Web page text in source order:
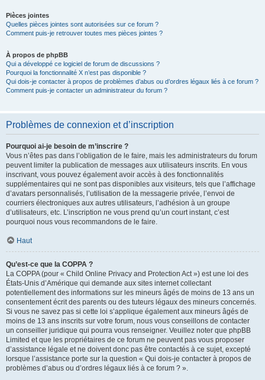
Pièces jointes
Quelles pièces jointes sont autorisées sur ce forum ?
Comment puis-je retrouver toutes mes pièces jointes ?
À propos de phpBB
Qui a développé ce logiciel de forum de discussions ?
Pourquoi la fonctionnalité X n’est pas disponible ?
Qui dois-je contacter à propos de problèmes d’abus ou d’ordres légaux liés à ce forum ?
Comment puis-je contacter un administrateur du forum ?
Problèmes de connexion et d’inscription
Pourquoi ai-je besoin de m’inscrire ?
Vous n’êtes pas dans l’obligation de le faire, mais les administrateurs du forum
peuvent limiter la publication de messages aux utilisateurs inscrits. En vous
inscrivant, vous pouvez également avoir accès à des fonctionnalités
supplémentaires qui ne sont pas disponibles aux visiteurs, tels que l’affichage
d’avatars personnalisés, l’utilisation de la messagerie privée, l’envoi de
courriers électroniques aux autres utilisateurs, l’adhésion à un groupe
d’utilisateurs, etc. L’inscription ne vous prend qu’un court instant, c’est
pourquoi nous vous recommandons de le faire.
Haut
Qu’est-ce que la COPPA ?
La COPPA (pour « Child Online Privacy and Protection Act ») est une loi des
États-Unis d’Amérique qui demande aux sites internet collectant
potentiellement des informations sur les mineurs âgés de moins de 13 ans un
consentement écrit des parents ou des tuteurs légaux des mineurs concernés.
Si vous ne savez pas si cette loi s’applique également aux mineurs âgés de
moins de 13 ans inscrits sur votre forum, nous vous conseillons de contacter
un conseiller juridique qui pourra vous renseigner. Veuillez noter que phpBB
Limited et que les propriétaires de ce forum ne peuvent pas vous proposer
d’assistance légale et ne doivent donc pas être contactés à ce sujet, excepté
lorsque l’assistance porte sur la question « Qui dois-je contacter à propos de
problèmes d’abus ou d’ordres légaux liés à ce forum ? ».